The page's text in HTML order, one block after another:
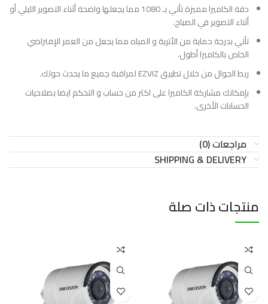
دقة الكاميرا مميزة تأتي بـ 1080 مما يجعلها واضحة أثناء التصوير الليلي أو
أثناء التصوير في الصباح.
تأتي بدرجة حماية من الأتربة و المياه مما يجعل من العمر الإفتراضي
الخاص بالكاميرا أطول.
ربط الجوال من خلال تطبيق EZVIZ لمراقبة جميع ما يحدث حولك.
بإمكانك مشاركة الكاميرا على اكثر من حساب و التحكم ايضا بصلاحيات
الحسابات الأخرى.
مراجعات (0)
SHIPPING & DELIVERY
منتجات ذات صلة